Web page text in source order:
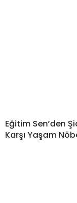
Eğitim Sen’den
Karşı Yaşam